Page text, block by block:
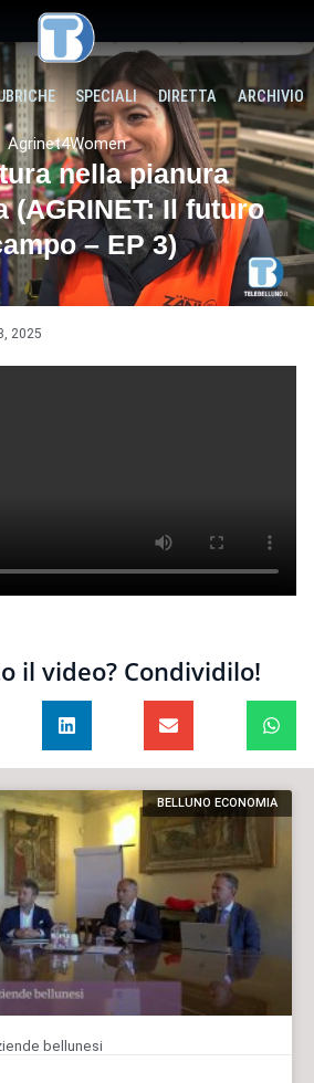
SPECIALI DIRETTA ARCHIVIO
Agrinet4Women
nella pianura
(AGRINET: Il futuro
– EP 3)
2025
il video? Condividilo!
BELLUNO ECONOMIA
bellunesi